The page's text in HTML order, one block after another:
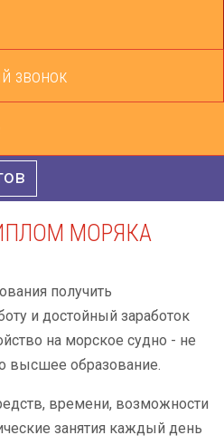
звонок
МОРЯКА
получить
и достойный заработок
на морское судно - не
высшее образование.
времени, возможности
занятия каждый день